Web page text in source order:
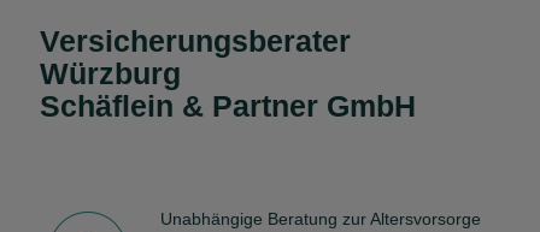
Versicherungsberater
Würzburg
Schäflein & Partner GmbH
Unabhängige Beratung zur Altersvorsorge